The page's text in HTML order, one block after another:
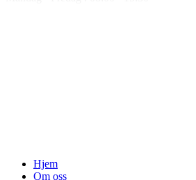
Hjem
Om oss